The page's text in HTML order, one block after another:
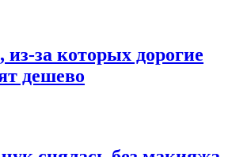
за которых дорогие
дешево